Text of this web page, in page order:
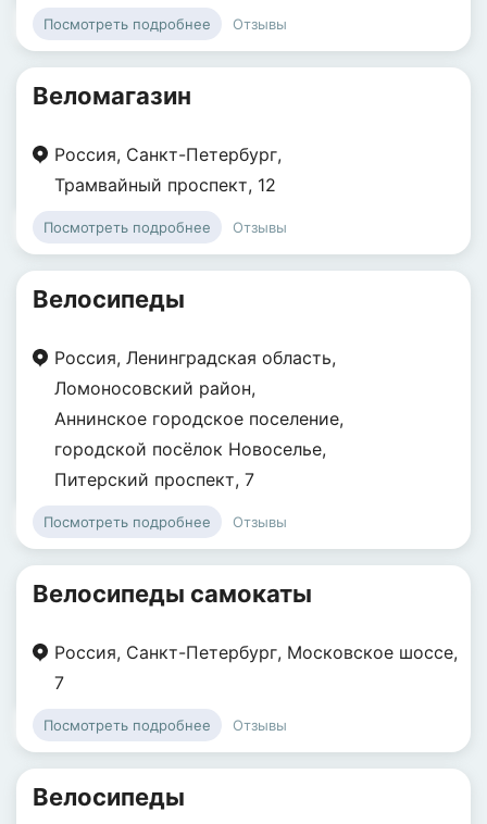
Посмотреть подробнее Отзывы
Веломагазин
Россия, Санкт-Петербург,
Трамвайный проспект, 12
Посмотреть подробнее Отзывы
Велосипеды
Россия, Ленинградская область,
Ломоносовский район,
Аннинское городское поселение,
городской посёлок Новоселье,
Питерский проспект, 7
Посмотреть подробнее Отзывы
Велосипеды самокаты
Россия, Санкт-Петербург, Московское шоссе,
7
Посмотреть подробнее Отзывы
Велосипеды